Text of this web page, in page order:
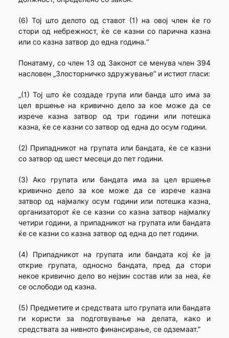
(6) Тој што делото од ставот (1) на овој член ќе го
стори од небрежност, ќе се казни со парична казна
или со казна затвор до една година.“
Понатаму, со член 13 од Законот се менува член 394
насловен „Злосторничко здружување“ и истиот гласи:
„(1) Тој што ќе создаде група или банда што има за
цел вршење на кривично дело за кое може да се
изрече казна затвор од три години или потешка
казна, ќе се казни со затвор од една до осум години.
(2) Припадникот на групата или бандата, ќе се казни
со затвор од шест месеци до пет години.
(3) Ако групата или бандата има за цел вршење
кривично дело за кое може да се изрече казна
затвор од најмалку осум години или потешка казна,
организаторот ќе се казни со казна затвор најмалку
четири години, а припадникот на групата или бандата
ќе се казни со казна затвор од една до пет години.
(4) Припадникот на групата или бандата кој ќе ја
открие групата, односно бандата, пред да стори
некое кривично дело во нејзин состав или за неа, ќе
се ослободи од казна.
(5) Предметите и средствата што групата или бандата
ги користи за подготвување на делата, како и
средствата за нивното финансирање, се одземаат.”